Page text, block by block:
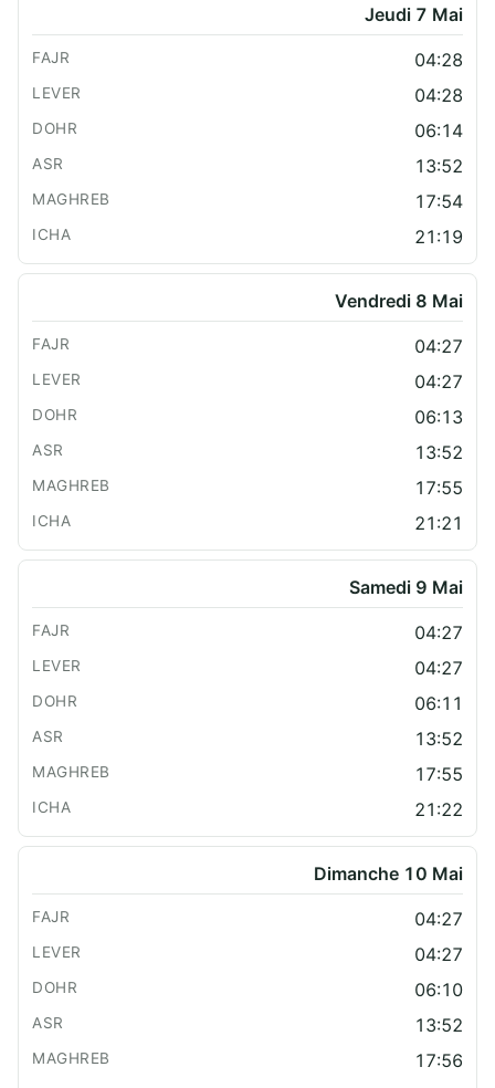
Jeudi 7 Mai
04:28
04:28
06:14
13:52
17:54
21:19
Vendredi 8 Mai
04:27
04:27
06:13
13:52
17:55
21:21
Samedi 9 Mai
04:27
04:27
06:11
13:52
17:55
21:22
Dimanche 10 Mai
04:27
04:27
06:10
13:52
17:56